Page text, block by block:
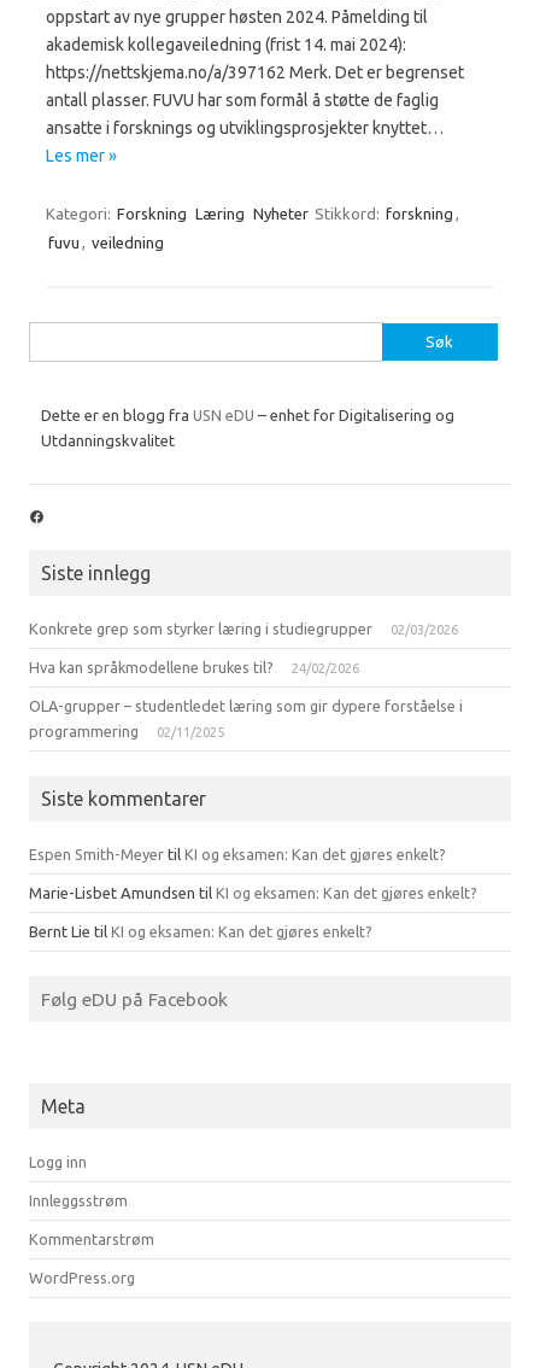
oppstart av nye grupper høsten 2024. Påmelding til
akademisk kollegaveiledning (frist 14. mai 2024):
https://nettskjema.no/a/397162 Merk. Det er begrenset
antall plasser. FUVU har som formål å støtte de faglig
ansatte i forsknings og utviklingsprosjekter knyttet…
Les mer »
Kategori: Forskning Læring Nyheter Stikkord: forskning ,
fuvu , veiledning
etter:
Dette er en blogg fra USN eDU – enhet for Digitalisering og
Utdanningskvalitet
Facebook
Siste innlegg
Konkrete grep som styrker læring i studiegrupper 02/03/2026
Hva kan språkmodellene brukes til? 24/02/2026
OLA-grupper – studentledet læring som gir dypere forståelse i
programmering
02/11/2025
Siste kommentarer
Espen Smith-Meyer til KI og eksamen: Kan det gjøres enkelt?
Marie-Lisbet Amundsen til KI og eksamen: Kan det gjøres enkelt?
Bernt Lie til KI og eksamen: Kan det gjøres enkelt?
Følg eDU på Facebook
Meta
Logg inn
Innleggsstrøm
Kommentarstrøm
WordPress.org